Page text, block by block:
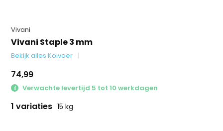
Vivani
Vivani Staple 3 mm
Bekijk alles Koivoer
74,99
Verwachte levertijd 5 tot 10 werkdagen
1 variaties 15 kg